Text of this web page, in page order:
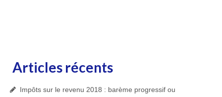
Articles récents
Impôts sur le revenu 2018 : barème progressif ou